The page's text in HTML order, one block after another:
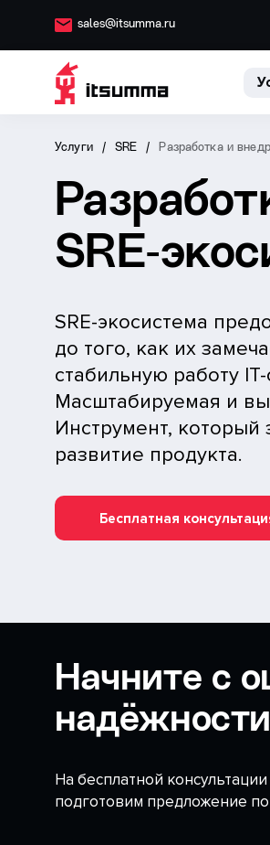
sales@itsumma.ru
Услуги SRE Разработка и
SRE-экосистема
до того, как их
стабильную работу
Масштабируемая и
Инструмент,
развитие продукта.
Бесплатная
Начните с
надёжности
На бесплатной
подготовим предложение